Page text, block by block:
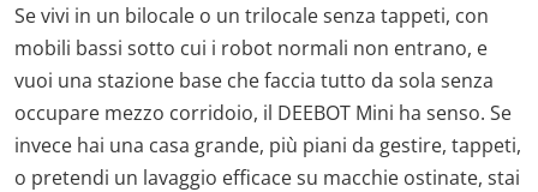
Se vivi in un bilocale o un trilocale senza tappeti, con
mobili bassi sotto cui i robot normali non entrano, e
vuoi una stazione base che faccia tutto da sola senza
occupare mezzo corridoio, il DEEBOT Mini ha senso. Se
invece hai una casa grande, più piani da gestire, tappeti,
o pretendi un lavaggio efficace su macchie ostinate, stai